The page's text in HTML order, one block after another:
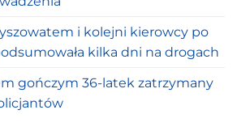
i kolejni kierowcy po
kilka dni na drogach
gończym 36-latek zatrzymany